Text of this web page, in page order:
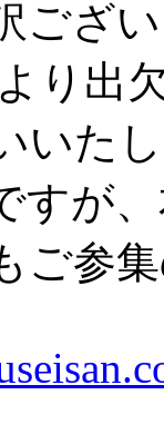
ござ
り出
いた
すが
ご参